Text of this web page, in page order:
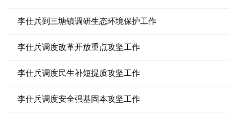
李仕兵到三塘镇调研生态环境保护工作
李仕兵调度改革开放重点攻坚工作
李仕兵调度民生补短提质攻坚工作
李仕兵调度安全强基固本攻坚工作